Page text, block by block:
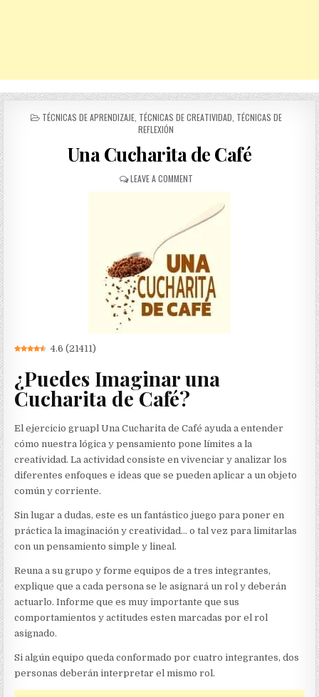
POSTED
TÉCNICAS DE APRENDIZAJE, TÉCNICAS DE CREATIVIDAD TÉCNICAS DE
REFLEXIÓN
Una Cucharita de Café
LEAVE A COMMENTON
CUCHARITA
CAFÉ
4.6 (21411)
¿Puedes Imaginar una
Cucharita de Café?
El ejercicio gruapl Una Cucharita de Café ayuda a entender
cómo nuestra lógica y pensamiento pone límites a la
creatividad. La actividad consiste en vivenciar y analizar los
diferentes enfoques e ideas que se pueden aplicar a un objeto
común y corriente.
Sin lugar a dudas, este es un fantástico juego para poner en
práctica la imaginación y creatividad… o tal vez para limitarlas
con un pensamiento simple y lineal.
Reuna a su grupo y forme equipos de a tres integrantes,
explique que a cada persona se le asignará un rol y deberán
actuarlo. Informe que es muy importante que sus
comportamientos y actitudes esten marcadas por el rol
asignado.
Si algún equipo queda conformado por cuatro integrantes, dos
personas deberán interpretar el mismo rol.